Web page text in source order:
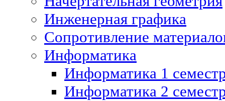
Инженерная графика
Сопротивление
Информатика
Информатика 1
Информатика 2